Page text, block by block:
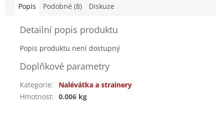
Popis Podobné (8) Diskuze
Detailní popis produktu
Popis produktu není dostupný
Doplňkové parametry
Kategorie:
Nalévátka a strainery
Hmotnost: 0.006 kg